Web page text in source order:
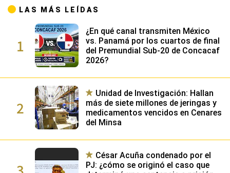
LAS MÁS LEÍDAS
1
¿En qué canal transmiten México
vs. Panamá por los cuartos de final
del Premundial Sub-20 de Concacaf
2026?
2
Unidad de Investigación: Hallan
más de siete millones de jeringas y
medicamentos vencidos en Cenares
del Minsa
César Acuña condenado por el
PJ: ¿cómo se originó el caso que